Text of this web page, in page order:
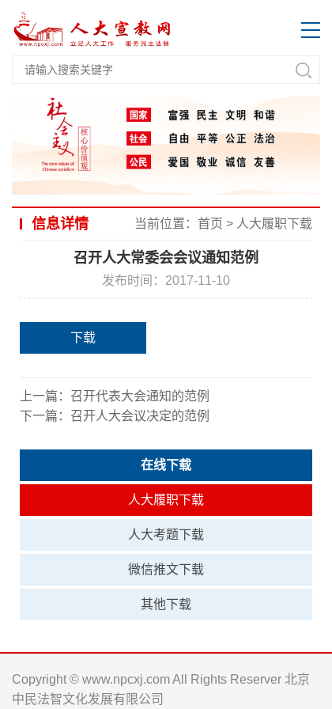
信息详情 当前位置： 首页 > 人大履职下载
召开人大常委会会议通知范例
发布时间：2017-11-10
下载
上一篇： 召开代表大会通知的范例
下一篇： 召开人大会议决定的范例
在线下载
人大履职下载
人大考题下载
微信推文下载
其他下载
Copyright © www.npcxj.com All Rights Reserver 北京
中民法智文化发展有限公司